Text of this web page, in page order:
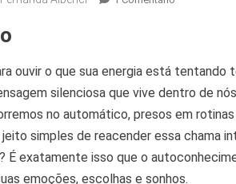
Para
Despertar
ouvir o que sua energia está
silenciosa que vive dentro de
no automático, presos em
simples de reacender essa chama
É exatamente isso que o
emoções, escolhas e sonhos.